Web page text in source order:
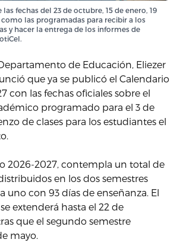
fechas del 23 de octubre, 15 de enero, 19
las programadas para recibir a los
y hacer la entrega de los informes de
de Educación, Eliezer
que ya se publicó el Calendario
con las fechas oficiales sobre el
programado para el 3 de
de clases para los estudiantes el
2026-2027, contempla un total de
en los dos semestres
uno con 93 días de enseñanza. El
extenderá hasta el 22 de
que el segundo semestre
mayo.